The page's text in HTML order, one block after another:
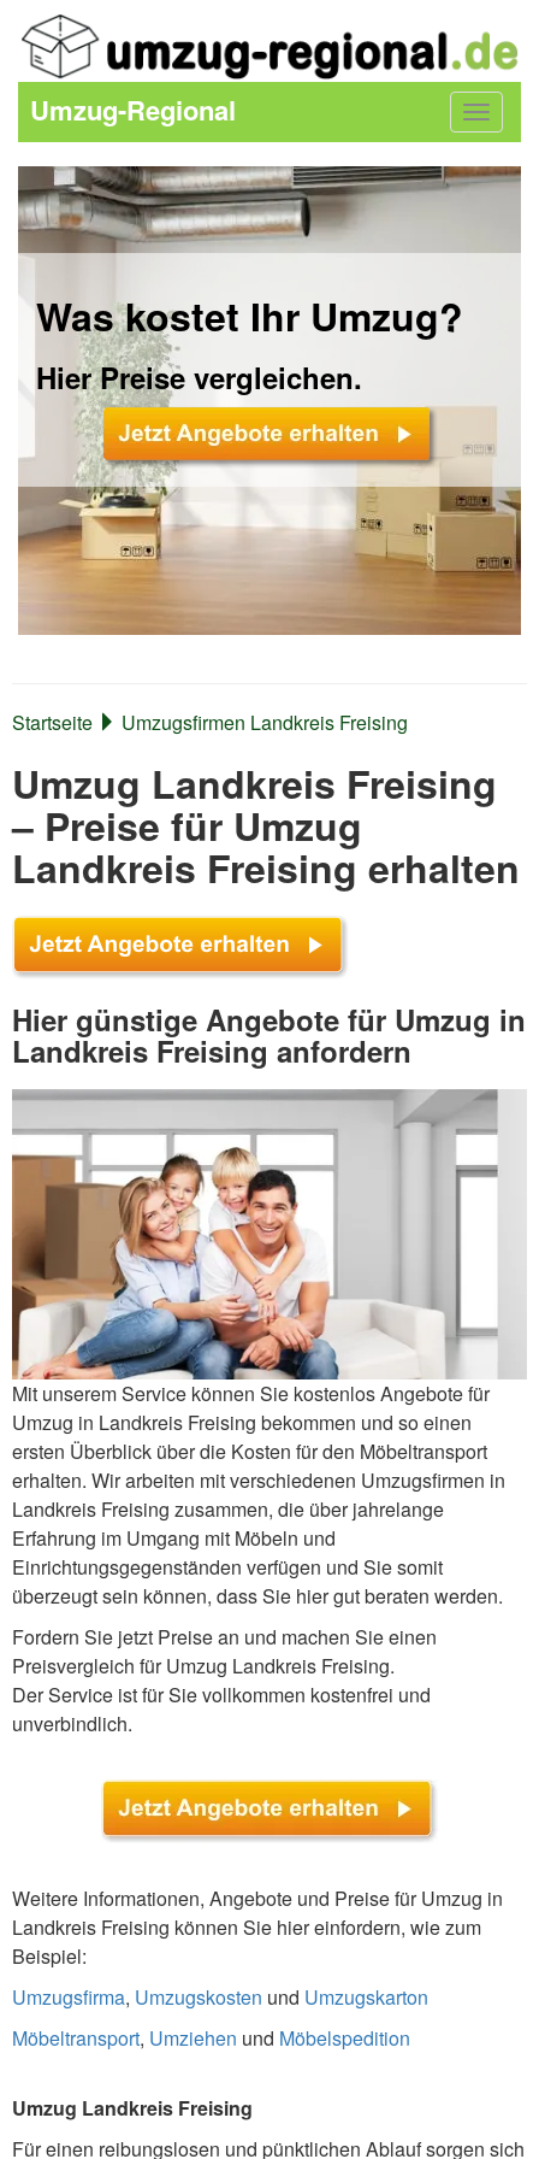
Toggle
Umzug-Regional
Was kostet Ihr Umzug?
Hier Preise vergleichen.
Startseite Umzugsfirmen Landkreis Freising
Umzug Landkreis Freising
– Preise für Umzug
Landkreis Freising erhalten
Hier günstige Angebote für Umzug in
Landkreis Freising anfordern
Mit unserem Service können Sie kostenlos Angebote für
Umzug in Landkreis Freising bekommen und so einen
ersten Überblick über die Kosten für den Möbeltransport
erhalten. Wir arbeiten mit verschiedenen Umzugsfirmen in
Landkreis Freising zusammen, die über jahrelange
Erfahrung im Umgang mit Möbeln und
Einrichtungsgegenständen verfügen und Sie somit
überzeugt sein können, dass Sie hier gut beraten werden.
Fordern Sie jetzt Preise an und machen Sie einen
Preisvergleich für Umzug Landkreis Freising.
Der Service ist für Sie vollkommen kostenfrei und
unverbindlich.
Weitere Informationen, Angebote und Preise für Umzug in
Landkreis Freising können Sie hier einfordern, wie zum
Beispiel:
Umzugsfirma, Umzugskosten und Umzugskarton
Möbeltransport, Umziehen und Möbelspedition
Umzug Landkreis Freising
Für einen reibungslosen und pünktlichen Ablauf sorgen sich